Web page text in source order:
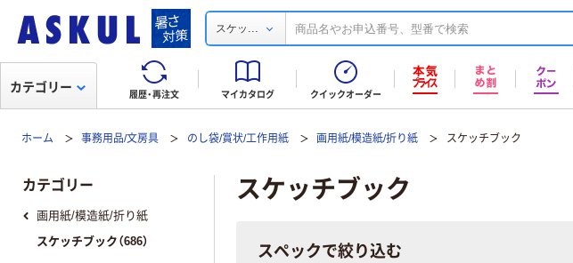
スケッ ...
履歴・再注文 マイカタログ クイックオーダー
カテゴリー
ホーム 事務用品/文房具 のし袋/賞状/工作用紙 画用紙/模造紙/折り紙 スケッチブック
スケッチブック
スペックで絞り込む
カテゴリー
画用紙/模造紙/折り紙
スケッチブック（686）